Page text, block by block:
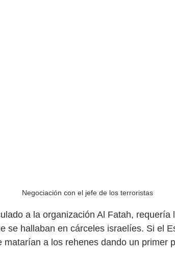
Negociación con el jefe de los terroristas
a la organización Al Fatah,
se hallaban en cárceles israelíes. Si el
matarían a los rehenes dando un primer